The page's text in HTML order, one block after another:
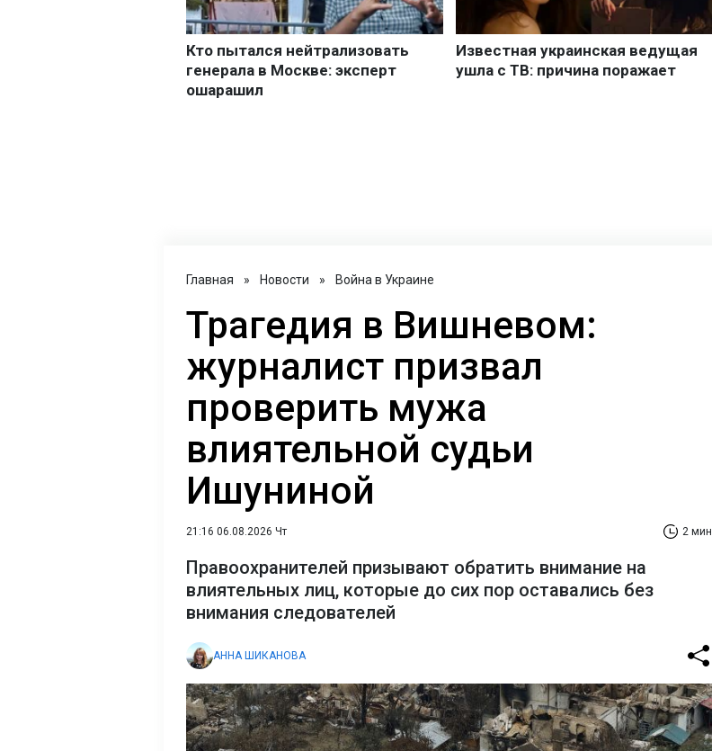
Главная » Новости » Война в Украине
Трагедия в Вишневом:
журналист призвал
проверить мужа
влиятельной судьи
Ишуниной
21:16 06.08.2026 Чт 2 мин
Правоохранителей призывают обратить внимание на
влиятельных лиц, которые до сих пор оставались без
внимания следователей
АННА ШИКАНОВА